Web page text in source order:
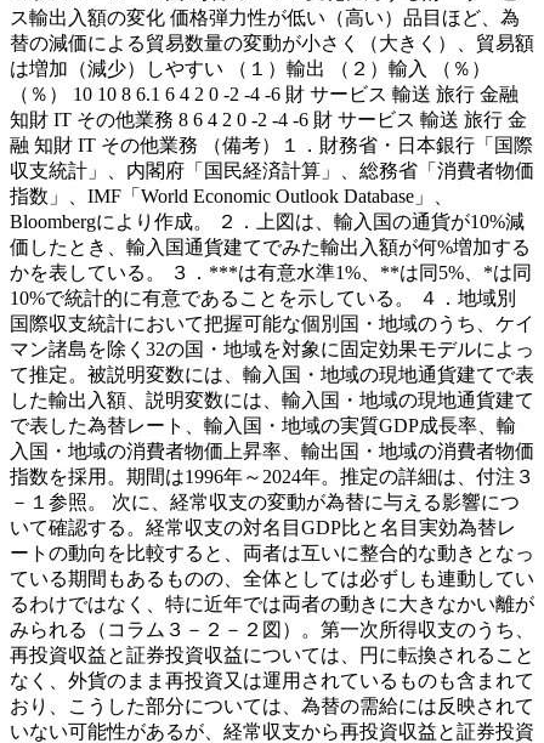
ス輸出入額の変化 価格弾力性が低い（高い）品目ほど、為
替の減価による貿易数量の変動が小さく（大きく）、貿易額
は増加（減少）しやすい （１）輸出 （２）輸入 （％）
（％） 10 10 8 6.1 6 4 2 0 -2 -4 -6 財 サービス 輸送 旅行 金融
知財 IT その他業務 8 6 4 2 0 -2 -4 -6 財 サービス 輸送 旅行 金
融 知財 IT その他業務 （備考）１．財務省・日本銀行「国際
収支統計」、内閣府「国民経済計算」、総務省「消費者物価
指数」、IMF「World Economic Outlook Database」、
Bloombergにより作成。 ２．上図は、輸入国の通貨が10%減
価したとき、輸入国通貨建てでみた輸出入額が何%増加する
かを表している。 ３．***は有意水準1%、**は同5%、*は同
10%で統計的に有意であることを示している。 ４．地域別
国際収支統計において把握可能な個別国・地域のうち、ケイ
マン諸島を除く32の国・地域を対象に固定効果モデルによっ
て推定。被説明変数には、輸入国・地域の現地通貨建てで表
した輸出入額、説明変数には、輸入国・地域の現地通貨建て
で表した為替レート、輸入国・地域の実質GDP成長率、輸
入国・地域の消費者物価上昇率、輸出国・地域の消費者物価
指数を採用。期間は1996年～2024年。推定の詳細は、付注３
－１参照。 次に、経常収支の変動が為替に与える影響につ
いて確認する。経常収支の対名目GDP比と名目実効為替レ
ートの動向を比較すると、両者は互いに整合的な動きとなっ
ている期間もあるものの、全体としては必ずしも連動してい
るわけではなく、特に近年では両者の動きに大きなかい離が
みられる（コラム３－２－２図）。第一次所得収支のうち、
再投資収益と証券投資収益については、円に転換されること
なく、外貨のまま再投資又は運用されているものも含まれて
おり、こうした部分については、為替の需給には反映されて
いない可能性があるが、経常収支から再投資収益と証券投資